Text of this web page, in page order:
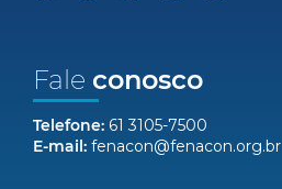
Fale conosco
Telefone: 61 3105-7500
E-mail: fenacon@fenacon.org.br